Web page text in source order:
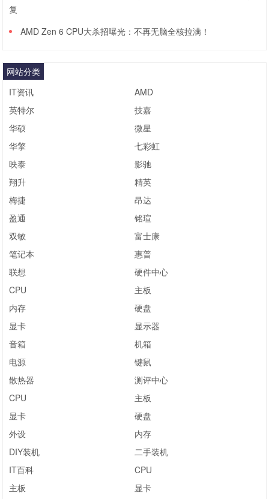
复
AMD Zen 6 CPU大杀招曝光：不再无脑全核拉满！
网站分类
IT资讯
AMD
英特尔
技嘉
华硕
微星
华擎
七彩虹
映泰
影驰
翔升
精英
梅捷
昂达
盈通
铭瑄
双敏
富士康
笔记本
惠普
联想
硬件中心
CPU
主板
内存
硬盘
显卡
显示器
音箱
机箱
电源
键鼠
散热器
测评中心
CPU
主板
显卡
硬盘
外设
内存
DIY装机
二手装机
IT百科
CPU
主板
显卡